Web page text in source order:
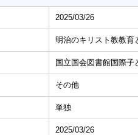
2025/03/26
明治のキリスト教教
国立国会図書館国際
その他
単独
2025/03/26